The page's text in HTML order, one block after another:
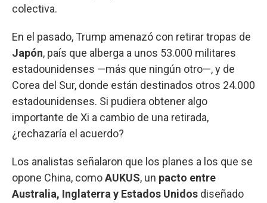
colectiva.
En el pasado, Trump amenazó con retirar tropas de
Japón, país que alberga a unos 53.000 militares
estadounidenses —más que ningún otro—, y de
Corea del Sur, donde están destinados otros 24.000
estadounidenses. Si pudiera obtener algo
importante de Xi a cambio de una retirada,
¿rechazaría el acuerdo?
Los analistas señalaron que los planes a los que se
opone China, comoAUKUS, un pacto entre
Australia, Inglaterra y Estados Unidos diseñado